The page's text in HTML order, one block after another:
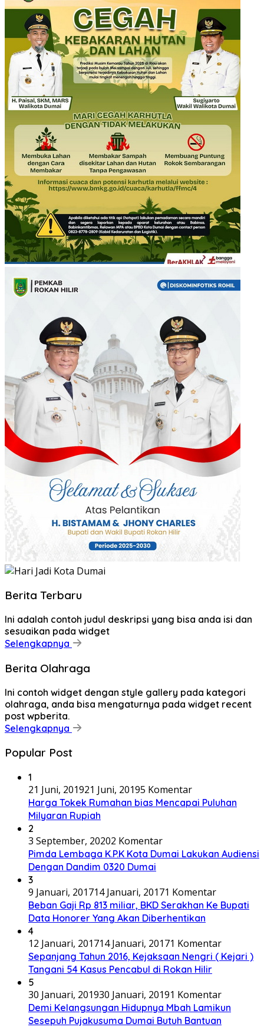
Berita Terbaru
Ini adalah contoh judul deskripsi yang bisa anda isi dan
sesuaikan pada widget
Selengkapnya
Berita Olahraga
Ini contoh widget dengan style gallery pada kategori
olahraga, anda bisa mengaturnya pada widget recent
post wpberita.
Selengkapnya
Popular Post
1
21 Juni, 201921 Juni, 20195 Komentar
Harga Tokek Rumahan bias Mencapai Puluhan
Milyaran Rupiah
2
3 September, 20202 Komentar
Pimda Lembaga K.P.K Kota Dumai Lakukan Audiensi
Dengan Dandim 0320 Dumai
3
9 Januari, 201714 Januari, 20171 Komentar
Beban Gaji Rp 813 miliar, BKD Serakhan Ke Bupati
Data Honorer Yang Akan Diberhentikan
4
12 Januari, 201714 Januari, 20171 Komentar
Sepanjang Tahun 2016, Kejaksaan Nengri ( Kejari )
Tangani 54 Kasus Pencabul di Rokan Hilir
5
30 Januari, 201930 Januari, 20191 Komentar
Demi Kelangsungan Hidupnya Mbah Lamikun
Sesepuh Pujakusuma Dumai Butuh Bantuan